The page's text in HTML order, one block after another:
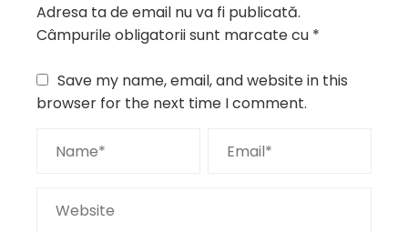
Adresa ta de email nu va fi publicată.
Câmpurile obligatorii sunt marcate cu *
Save my name, email, and website in this
browser for the next time I comment.